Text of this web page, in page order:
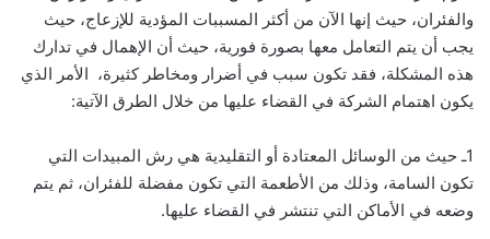
والفئران، حيث إنها الآن من أكثر المسببات المؤدية للإزعاج، حيث
يجب أن يتم التعامل معها بصورة فورية، حيث أن الإهمال في تدارك
هذه المشكلة، فقد تكون سبب في أضرار ومخاطر كثيرة، الأمر الذي
يكون اهتمام الشركة في القضاء عليها من خلال الطرق الآتية:
1ـ حيث من الوسائل المعتادة أو التقليدية هي رش المبيدات التي
تكون السامة، وذلك من الأطعمة التي تكون مفضلة للفئران، ثم يتم
وضعه في الأماكن التي تنتشر في القضاء عليها.